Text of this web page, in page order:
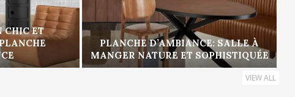
CHIC ET
PLANCHE D’AMBIANCE: SALLE À
MANGER NATURE ET SOPHISTIQUÉE
VIEW ALL